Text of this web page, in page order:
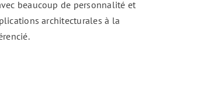
beaucoup de personnalité et
architecturales à la